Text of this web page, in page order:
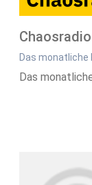
Chaosradio
Das monatliche
Das